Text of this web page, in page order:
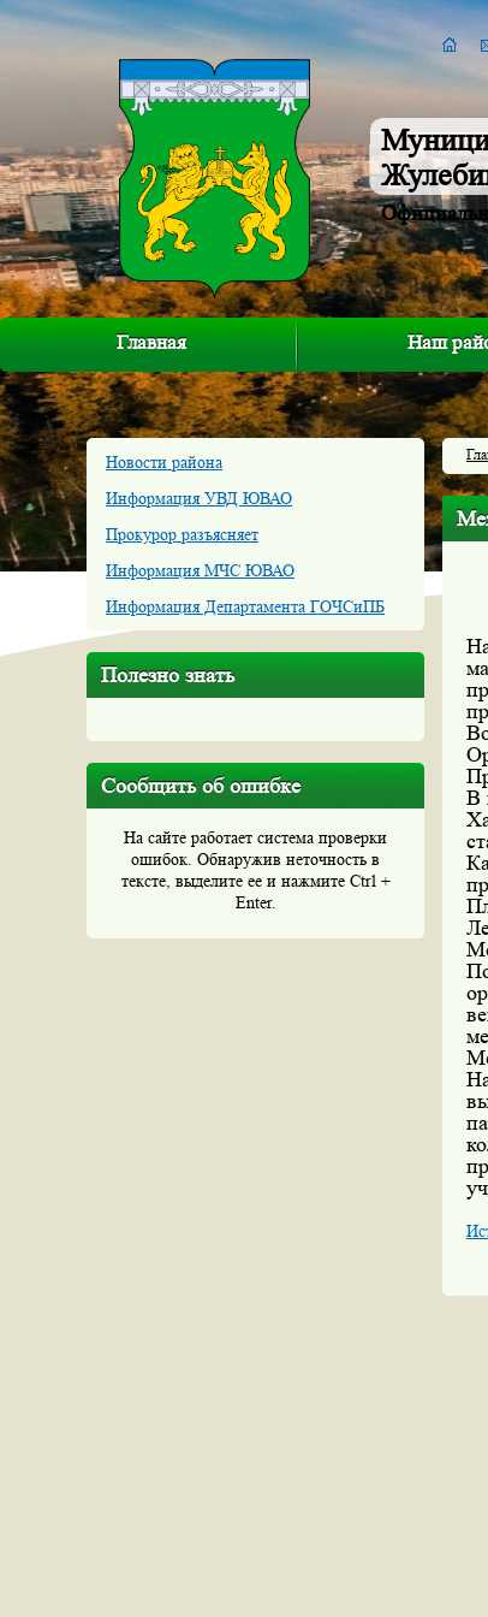
Главная Наш
Новости района
Информация УВД ЮВАО
Прокурор разъясняет
Информация МЧС ЮВАО
Информация Департамента ГОЧСиПБ
Полезно знать
Сообщить об ошибке
На сайте работает система проверки
ошибок. Обнаружив неточность в
тексте, выделите ее и нажмите Ctrl +
Enter.
В